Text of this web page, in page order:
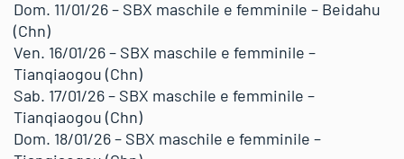
Dom. 11/01/26 – SBX maschile e femminile – Beidahu
(Chn)
Ven. 16/01/26 – SBX maschile e femminile –
Tianqiaogou (Chn)
Sab. 17/01/26 – SBX maschile e femminile –
Tianqiaogou (Chn)
Dom. 18/01/26 – SBX maschile e femminile –